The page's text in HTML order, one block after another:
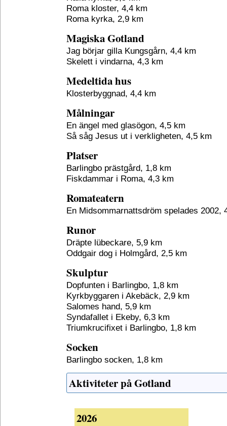
Roma kloster, 4,4 km
Roma kyrka, 2,9 km
Magiska Gotland
Jag börjar gilla Kungsgårn, 4,4 km
Skelett i vindarna, 4,3 km
Medeltida hus
Klosterbyggnad, 4,4 km
Målningar
En ängel med glasögon, 4,5 km
Så såg Jesus ut i verkligheten, 4,5 km
Platser
Barlingbo prästgård, 1,8 km
Fiskdammar i Roma, 4,3 km
Romateatern
En Midsommarnattsdröm spelades 2002,
Runor
Dräpte lübeckare, 5,9 km
Oddgair dog i Holmgård, 2,5 km
Skulptur
Dopfunten i Barlingbo, 1,8 km
Kyrkbyggaren i Akebäck, 2,9 km
Salomes hand, 5,9 km
Syndafallet i Ekeby, 6,3 km
Triumkrucifixet i Barlingbo, 1,8 km
Socken
Barlingbo socken, 1,8 km
Aktiviteter på Gotland
2026